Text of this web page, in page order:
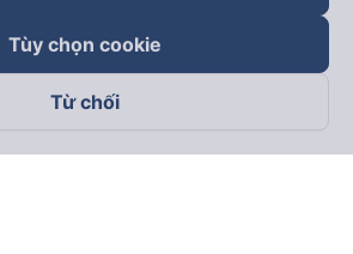
Tùy chọn cookie
Từ chối